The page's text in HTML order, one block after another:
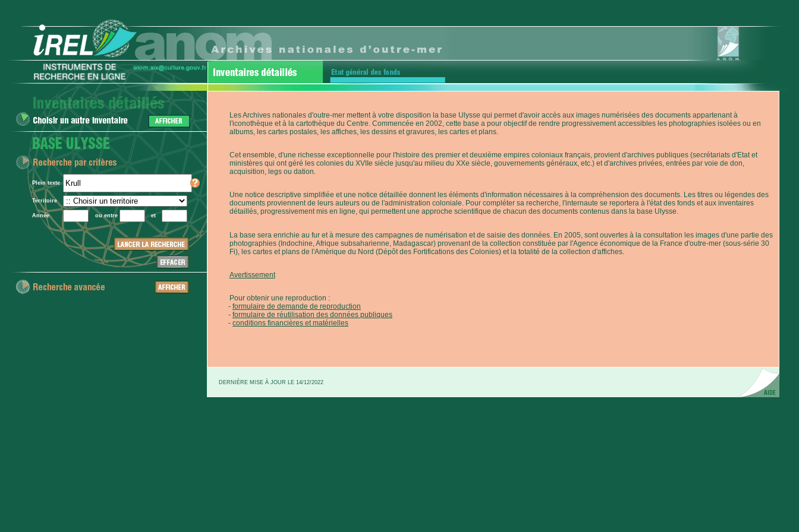
Plein texte
Territoire
Année ou entre et
Les Archives nationales d'outre-mer mettent à votre disposition la base Ulysse qui permet d'avoir accès aux images numérisées des documents appartenant à
l'iconothèque et à la cartothèque du Centre. Commencée en 2002, cette base a pour objectif de rendre progressivement accessibles les photographies isolées ou en
albums, les cartes postales, les affiches, les dessins et gravures, les cartes et plans.
Cet ensemble, d'une richesse exceptionnelle pour l'histoire des premier et deuxième empires coloniaux français, provient d'archives publiques (secrétariats d'Etat et
ministères qui ont géré les colonies du XVIIe siècle jusqu'au milieu du XXe siècle, gouvernements généraux, etc.) et d'archives privées, entrées par voie de don,
acquisition, legs ou dation.
Une notice descriptive simplifiée et une notice détaillée donnent les éléments d'information nécessaires à la compréhension des documents. Les titres ou légendes des
documents proviennent de leurs auteurs ou de l'administration coloniale. Pour compléter sa recherche, l'internaute se reportera à l'état des fonds et aux inventaires
détaillés, progressivement mis en ligne, qui permettent une approche scientifique de chacun des documents contenus dans la base Ulysse.
La base sera enrichie au fur et à mesure des campagnes de numérisation et de saisie des données. En 2005, sont ouvertes à la consultation les images d'une partie des
photographies (Indochine, Afrique subsaharienne, Madagascar) provenant de la collection constituée par l'Agence économique de la France d'outre-mer (sous-série 30
Fi), les cartes et plans de l'Amérique du Nord (Dépôt des Fortifications des Colonies) et la totalité de la collection d'affiches.
Avertissement
Pour obtenir une reproduction :
formulaire de demande de reproduction
formulaire de réutilisation des données publiques
conditions financières et matérielles
DERNIÈRE MISE À JOUR LE 14/12/2022